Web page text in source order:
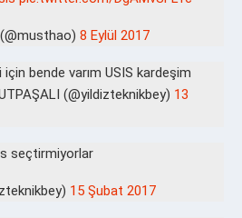
8 Eylül 2017
bende varım USIS kardeşim
(@yildizteknikbey) 13
seçtirmiyorlar
15 Şubat 2017